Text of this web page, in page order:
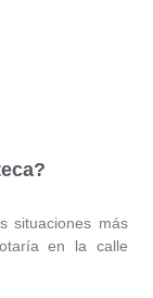
situaciones más
en la calle